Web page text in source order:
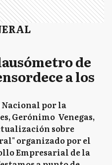
de
a los
por la
Gerónimo Venegas,
sobre
organizado por el
Empresarial de la